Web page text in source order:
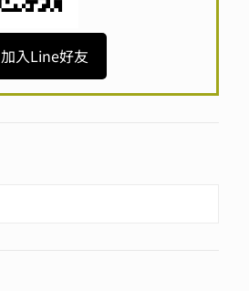
加入Line好友